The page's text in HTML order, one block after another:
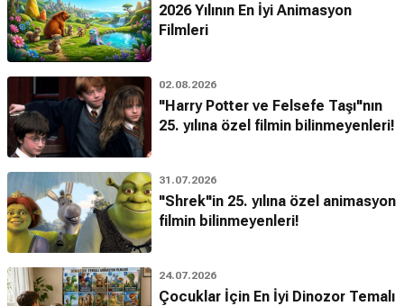
2026 Yılının En İyi Animasyon
Filmleri
02.08.2026
"Harry Potter ve Felsefe Taşı"nın
25. yılına özel filmin bilinmeyenleri!
31.07.2026
"Shrek"in 25. yılına özel animasyon
filmin bilinmeyenleri!
24.07.2026
Çocuklar İçin En İyi Dinozor Temalı